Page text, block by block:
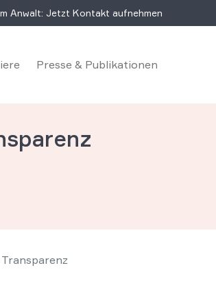
Anwalt: Jetzt Kontakt aufnehmen
Presse & Publikationen